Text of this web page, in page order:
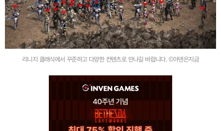
리니지 클래식에서 꾸준하고 다양한 컨텐츠로 만나길 바랍니다. ©아덴은지금